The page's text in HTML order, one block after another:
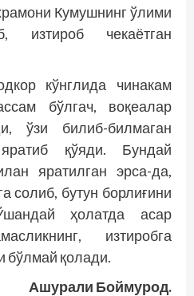
Кумушнинг ўлими
изтироб чекаётган
кўнглида чинакам
бўлгач, воқеалар
ўзи билиб-билмаган
қўяди. Бундай
яратилган эрса-да,
солиб, бутун борлиғини
ҳолатда асар
изтиробга
бўлмай қолади.
Ашурали Боймурод.